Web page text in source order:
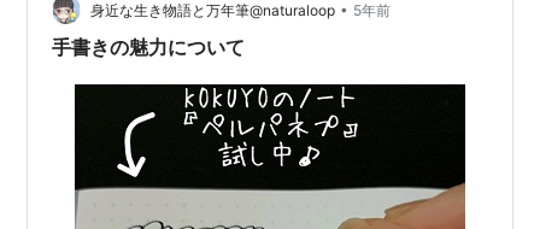
症に繋がってしまうのではないかと不安になったので
す。 最近はほとんどキャッシュ…
身近な生き物語と万年筆@naturaloop • 5年前
手書きの魅力について